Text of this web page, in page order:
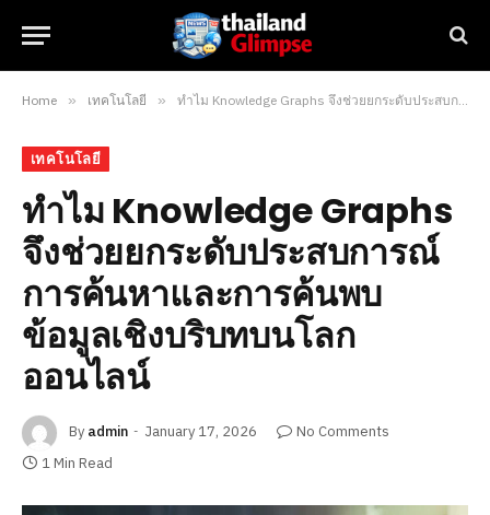
Home » เทคโนโลยี » ทำไม Knowledge Graphs จึงช่วยยกระดับประสบการณ์การค้นหาและการค้นพบข้อมูลเชิงบริบทบนโลกออนไลน์
เทคโนโลยี
ทำไม Knowledge Graphs
จึงช่วยยกระดับประสบการณ์
การค้นหาและการค้นพบ
ข้อมูลเชิงบริบทบนโลก
ออนไลน์
By admin January 17, 2026
No Comments
1 Min Read